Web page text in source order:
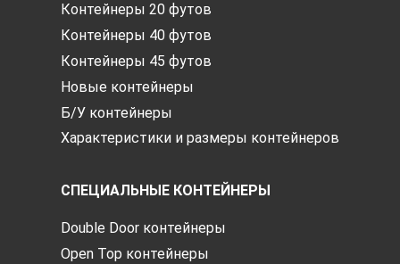
Контейнеры 20 футов
Контейнеры 40 футов
Контейнеры 45 футов
Новые контейнеры
Б/У контейнеры
Характеристики и размеры контейнеров
СПЕЦИАЛЬНЫЕ КОНТЕЙНЕРЫ
Double Door контейнеры
Open Top контейнеры